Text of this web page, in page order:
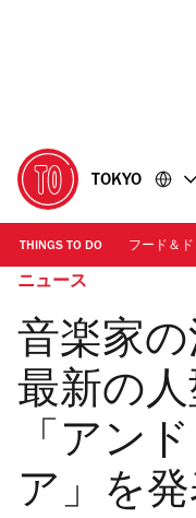
に
移
動
移
動
TOKYO
THINGS TO DO フード＆
ニュース
音楽家
最新の
「アン
ア」を